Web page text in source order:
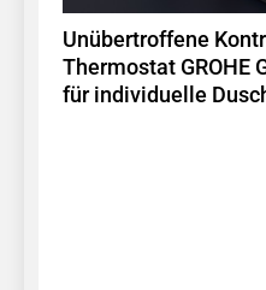
Unübertroffene
Thermostat GROHE
für individuelle